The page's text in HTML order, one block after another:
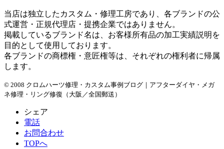
当店は独立したカスタム・修理工房であり、各ブランドの公
式運営・正規代理店・提携企業ではありません。
掲載しているブランド名は、お客様所有品の加工実績説明を
目的として使用しております。
各ブランドの商標権・意匠権等は、それぞれの権利者に帰属
します。
© 2008 クロムハーツ修理・カスタム事例ブログ｜アフターダイヤ・メガ
ネ修理・リング修復（大阪／全国郵送）
シェア
電話
お問合わせ
TOPへ